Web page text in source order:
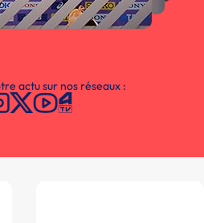
actu sur nos réseaux :